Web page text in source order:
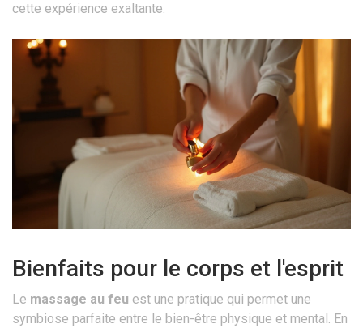
cette expérience exaltante.
Bienfaits pour le corps et l'esprit
Le massage au feu est une pratique qui permet une
symbiose parfaite entre le bien-être physique et mental. En